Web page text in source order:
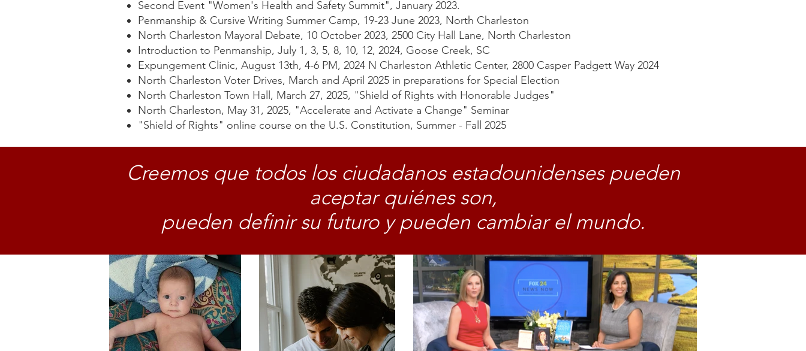
Second Event "Women's Health and Safety Summit", January 2023.
Penmanship & Cursive Writing Summer Camp, 19-23 June 2023, North Charleston
North Charleston Mayoral Debate, 10 October 2023, 2500 City Hall Lane, North Charleston
Introduction to Penmanship, July 1, 3, 5, 8, 10, 12, 2024, Goose Creek, SC
Expungement Clinic, August 13th, 4-6 PM, 2024 N Charleston Athletic Center, 2800 Casper Padgett Way 2024
​North Charleston Voter Drives, March and April 2025 in preparations for Special Election
North Charleston Town Hall, March 27, 2025, "Shield of Rights with Honorable Judges"
North Charleston, May 31, 2025, "Accelerate and Activate a Change" Seminar
"Shield of Rights" online course on the U.S. Constitution, Summer - Fall 2025
Creemos que todos los ciudadanos estadounidenses pueden
aceptar quiénes son,
pueden definir su futuro y pueden cambiar el mundo.